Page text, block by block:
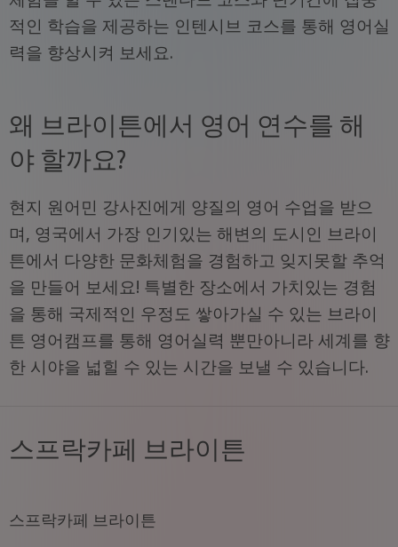
적인 학습을 제공하는 인텐시브 코스를 통해 영어실
력을 향상시켜 보세요.
왜 브라이튼에서 영어 연수를 해
야 할까요?
현지 원어민 강사진에게 양질의 영어 수업을 받으
며, 영국에서 가장 인기있는 해변의 도시인 브라이
튼에서 다양한 문화체험을 경험하고 잊지못할 추억
을 만들어 보세요! 특별한 장소에서 가치있는 경험
을 통해 국제적인 우정도 쌓아가실 수 있는 브라이
튼 영어캠프를 통해 영어실력 뿐만아니라 세계를 향
한 시야을 넓힐 수 있는 시간을 보낼 수 있습니다.
스프락카페 브라이튼
스프락카페 브라이튼